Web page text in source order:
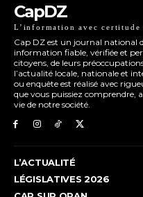
CapDZ
L’information avec
Cap DZ est un journal national
information fiable, vérifiée et
citoyens, de leurs
l’actualité locale, nationale et
ou enquête est réalisé avec
que vous puissiez comprendre,
vie de notre société.
L’ACTUALITÉ
LÉGISLATIVES 2026